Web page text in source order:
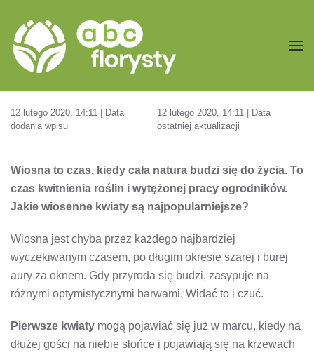
Przejdź do treści głównej
12 lutego 2020, 14:11 | Data
dodania wpisu
12 lutego 2020, 14:11 | Data
ostatniej aktualizacji
Wiosna to czas, kiedy cała natura budzi się do życia. To
czas kwitnienia roślin i wytężonej pracy ogrodników.
Jakie wiosenne kwiaty są najpopularniejsze?
Wiosna jest chyba przez każdego najbardziej
wyczekiwanym czasem, po długim okresie szarej i burej
aury za oknem. Gdy przyroda się budzi, zasypuje na
różnymi optymistycznymi barwami. Widać to i czuć.
Pierwsze kwiaty mogą pojawiać się już w marcu, kiedy na
dłużej gości na niebie słońce i pojawiają się na krzewach